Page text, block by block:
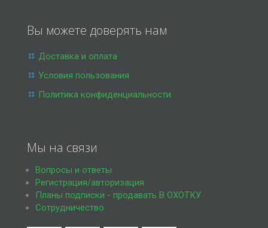
Вы можете доверять нам
Доставка и оплата
Условия пользования
Политика конфиденциальности
Мы на связи
Вопросы и ответы
Регистрация/авторизация
Планы подписки - продавать В ОХОТКУ
Сотрудничество